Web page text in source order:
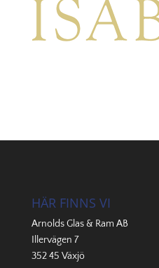
HÄR FINNS VI
Arnolds Glas & Ram AB
Illervägen 7
352 45 Växjö